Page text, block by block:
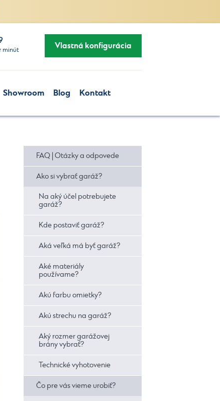
Vlastná konfigurácia
minút
Showroom Blog Kontakt
FAQ | Otázky a odpovede
Ako si vybrať garáž?
Na aký účel potrebujete
garáž?
Kde postaviť garáž?
Aká veľká má byť garáž?
Aké materiály
používame?
Akú farbu omietky?
Akú strechu na garáž?
Aký rozmer garážovej
brány vybrať?
Technické vyhotovenie
Čo pre vás vieme urobiť?